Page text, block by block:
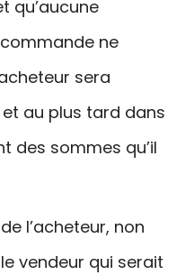
qu’aucune
ne
sera
au plus tard dans
des sommes qu’il
l’acheteur, non
vendeur qui serait